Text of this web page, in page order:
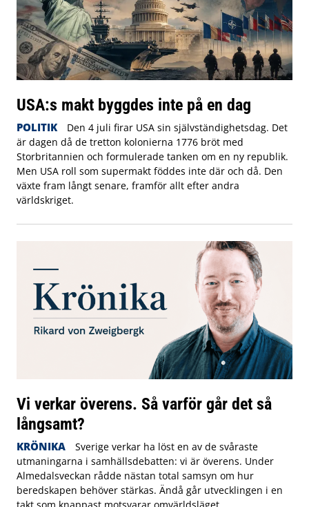
USA:s makt byggdes inte på en dag
POLITIK
Den 4 juli firar USA sin självständighetsdag. Det
är dagen då de tretton kolonierna 1776 bröt med
Storbritannien och formulerade tanken om en ny republik.
Men USA roll som supermakt föddes inte där och då. Den
växte fram långt senare, framför allt efter andra
världskriget.
Vi verkar överens. Så varför går det så
långsamt?
KRÖNIKA
Sverige verkar ha löst en av de svåraste
utmaningarna i samhällsdebatten: vi är överens. Under
Almedalsveckan rådde nästan total samsyn om hur
beredskapen behöver stärkas. Ändå går utvecklingen i en